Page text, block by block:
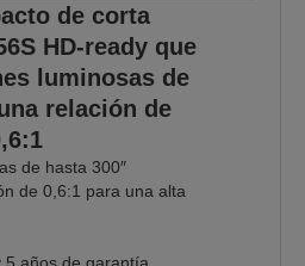
de corta
HD-ready que
luminosas de
relación de
de hasta 300″
de 0,6:1 para una alta